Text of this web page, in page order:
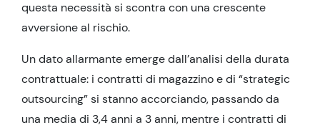
questa necessità si scontra con una crescente
avversione al rischio.
Un dato allarmante emerge dall’analisi della durata
contrattuale: i contratti di magazzino e di “strategic
outsourcing” si stanno accorciando, passando da
una media di 3,4 anni a 3 anni, mentre i contratti di